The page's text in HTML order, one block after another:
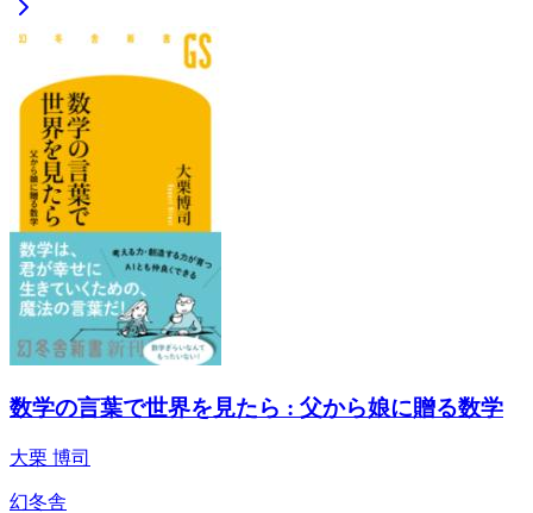
数学の言葉で世界を見たら : 父から娘に贈る数学
大栗 博司
幻冬舎